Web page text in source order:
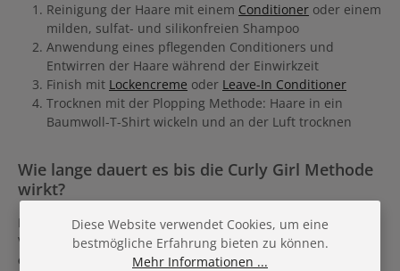
Reinigung der Haare mit einem Conditioner oder einem
milden, sulfat- und silikonfreien Shampoo
Anwendung eines pflegenden Conditioners und
Entwirren der Haare während der Einwirkzeit
Finish mit Lockencreme oder Leave-In Conditioner
Trocknen mit der Plopping Methode: Haare in ein
Baumwoll-T-Shirt wickeln und an der Luft trocknen
Wie lange dauert es bis die Curly Girl Methode
wirkt?
Die meisten werden ab der ersten Anwendung schon eine
Verbesserung der Lockenform feststellen. Es dauert jedoch
einige Wochen
bis das Ergebnis deutlich zu sehen ist.
Diese Website verwendet Cookies, um eine
bestmögliche Erfahrung bieten zu können.
Mehr Informationen ...